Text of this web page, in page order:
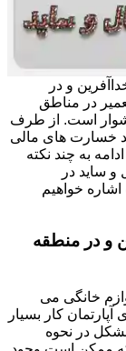
و در
در مناطق
است. از طرف
خسارت های مالی
به چند نکته
و ساید در
خواهیم
و در منطقه
خانگی می
کار بسیار
در نحوه